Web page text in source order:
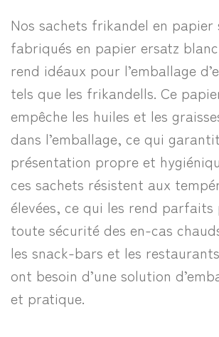
Nos sachets frikandel en papier
fabriqués en papier ersatz
rend idéaux pour l’emballage
tels que les frikandells. Ce
empêche les huiles et les
dans l’emballage, ce qui
présentation propre et
ces sachets résistent aux
élevées, ce qui les rend parfaits
toute sécurité des en-cas
les snack-bars et les
ont besoin d’une solution
et pratique.